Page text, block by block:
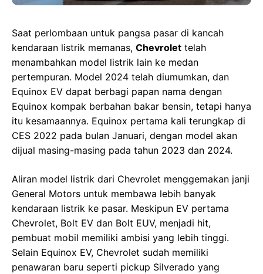
Saat perlombaan untuk pangsa pasar di kancah
kendaraan listrik memanas, Chevrolet telah
menambahkan model listrik lain ke medan
pertempuran. Model 2024 telah diumumkan, dan
Equinox EV dapat berbagi papan nama dengan
Equinox kompak berbahan bakar bensin, tetapi hanya
itu kesamaannya. Equinox pertama kali terungkap di
CES 2022 pada bulan Januari, dengan model akan
dijual masing-masing pada tahun 2023 dan 2024.
Aliran model listrik dari Chevrolet menggemakan janji
General Motors untuk membawa lebih banyak
kendaraan listrik ke pasar. Meskipun EV pertama
Chevrolet, Bolt EV dan Bolt EUV, menjadi hit,
pembuat mobil memiliki ambisi yang lebih tinggi.
Selain Equinox EV, Chevrolet sudah memiliki
penawaran baru seperti pickup Silverado yang